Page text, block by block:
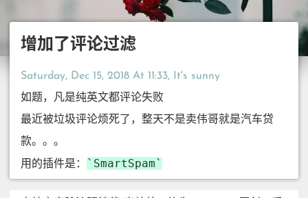
增加了评论过滤
Saturday, Dec 15, 2018 At 11:33, It's sunny
如题，凡是纯英文都评论失败
最近被垃圾评论烦死了，整天不是卖伟哥就是汽车贷
款。。。
用的插件是： SmartSpam